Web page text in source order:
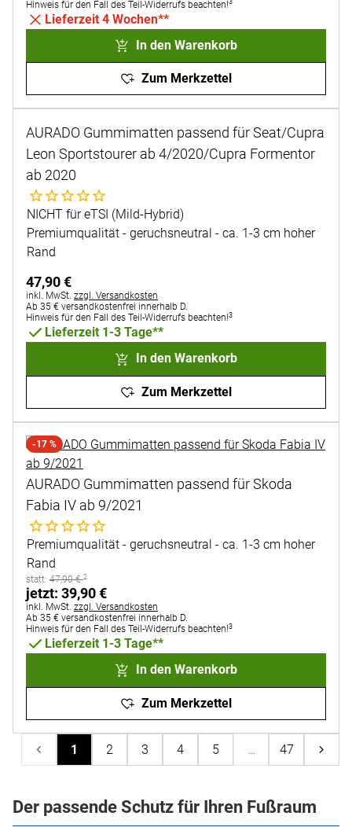
Hinweis für den Fall des Teil-Widerrufs beachten!3
Lieferzeit 4 Wochen**
In den Warenkorb
Zum Merkzettel
AURADO Gummimatten passend für Seat/Cupra
Leon Sportstourer ab 4/2020/Cupra Formentor
ab 2020
Noch keine Bewertungen abgegeben
NICHT für eTSI (Mild-Hybrid)
Premiumqualität - geruchsneutral - ca. 1-3 cm hoher
Rand
47,90€
Steuerhinweis:
inkl. MwSt. zzgl. Versandkosten
Ab 35 € versandkostenfrei innerhalb D.
Hinweis für den Fall des Teil-Widerrufs beachten!3
Lieferzeit 1-3 Tage**
In den Warenkorb
Zum Merkzettel
-17 %
AURADO Gummimatten passend für Skoda
Fabia IV ab 9/2021
Noch keine Bewertungen abgegeben
Premiumqualität - geruchsneutral - ca. 1-3 cm hoher
Rand
statt:
statt: 47,90€ 2
jetzt:
jetzt: 39,90€
Steuerhinweis:
inkl. MwSt. zzgl. Versandkosten
Ab 35 € versandkostenfrei innerhalb D.
Hinweis für den Fall des Teil-Widerrufs beachten!3
Lieferzeit 1-3 Tage**
In den Warenkorb
Zum Merkzettel
1 2 3 4 5 … 47
Der passende Schutz für Ihren Fußraum